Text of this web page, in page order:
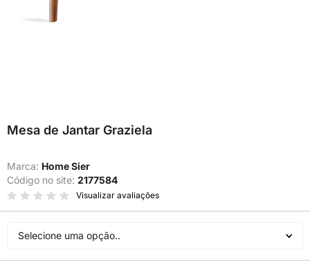
Mesa de Jantar Graziela
Marca: Home Sier
Código no site: 2177584
Visualizar avaliações
Selecione uma opção..